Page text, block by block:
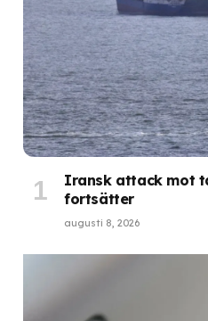
Iransk attack mot
fortsätter
augusti 8, 2026